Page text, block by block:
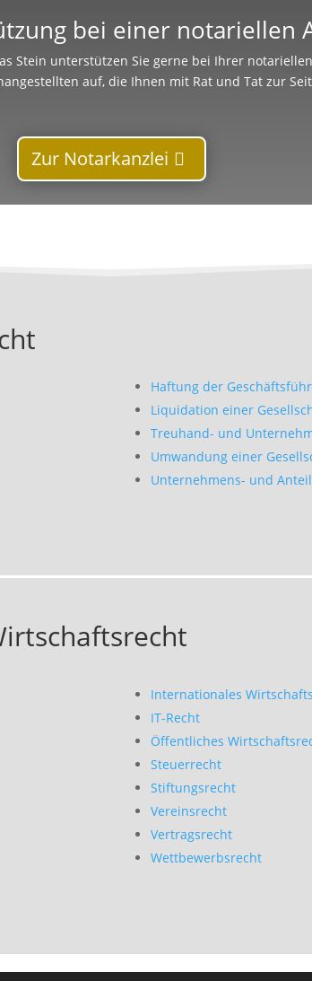
bei einer notariellen
Stein unterstützen Sie gerne bei Ihrer
auf, die Ihnen mit Rat und Tat zur
Zur Notarkanzlei
Haftung der
Liquidation einer
Treuhand- und
Umwandung einer
Unternehmens- und
Internationales
IT-Recht
Öffentliches
Steuerrecht
Stiftungsrecht
Vereinsrecht
Vertragsrecht
Wettbewerbsrecht